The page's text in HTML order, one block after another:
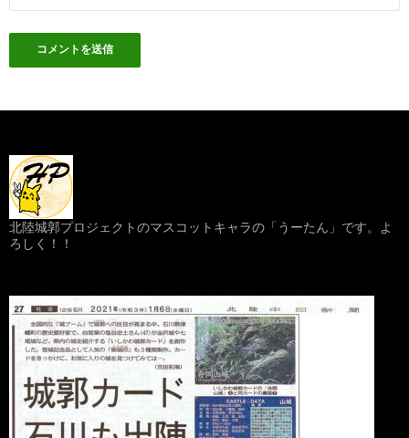
北陸城郭プロジェクトのマスコットキャラの「うーたん」です。よ
ろしく！！